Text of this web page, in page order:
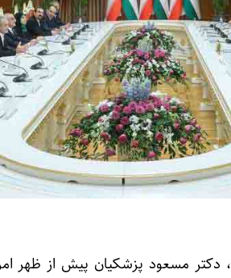
، دکتر مسعود پزشکیان پیش از ظهر